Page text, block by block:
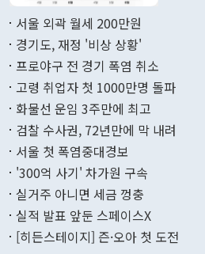
무너
함께
"우
며 월
수출
기록
로 전
서울 외곽 월세 200만원
경기도, 재정 '비상 상황'
프로야구 전 경기 폭염 취소
고령 취업자 첫 1000만명 돌파
화물선 운임 3주만에 최고
검찰 수사권, 72년만에 막 내려
서울 첫 폭염중대경보
'300억 사기' 차가원 구속
실거주 아니면 세금 껑충
실적 발표 앞둔 스페이스X
[히든스테이지] 즌·오아 첫 도전